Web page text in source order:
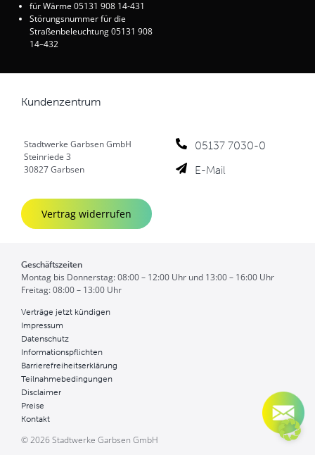
für Wärme 05131 908 14-431
Störungsnummer für die
Straßenbeleuchtung 05131 908
14–432
Kundenzentrum
Stadtwerke Garbsen GmbH
Steinriede 3
30827 Garbsen
05137 7030-0
E-Mail
Vertrag widerrufen
Geschäftszeiten
Montag bis Donnerstag: 08:00 – 12:00 Uhr und 13:00 – 16:00 Uhr
Freitag: 08:00 – 13:00 Uhr
Verträge jetzt kündigen
Impressum
Datenschutz
Informationspflichten
Barrierefreiheitserklärung
Teilnahmebedingungen
Disclaimer
Preise
Kontakt
© 2026 Stadtwerke Garbsen GmbH